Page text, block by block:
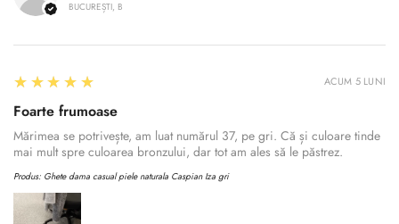
BUCUREȘTI, B
5
★★★★★
Foarte frumoase
Mărimea se potrivește, am luat numărul 37, pe gri. Că și culoare tinde
mai mult spre culoarea bronzului, dar tot am ales să le păstrez.
Produs: Ghete dama casual piele naturala Caspian Iza gri
ACUM 5 LUNI